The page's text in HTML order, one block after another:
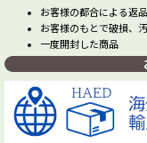
お客様の都合による返
お客様のもとで破損、
一度開封した商品